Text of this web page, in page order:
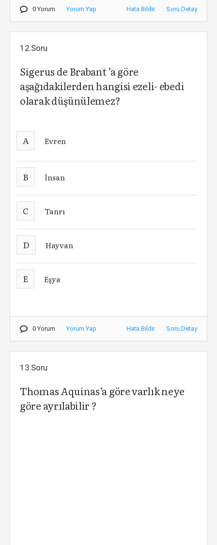
0 Yorum Yorum Yap Hata Bildir Soru Detay
12.Soru
Sigerus de Brabant ’a göre
aşağıdakilerden hangisi ezeli- ebedi
olarak düşünülemez?
A Evren
B İnsan
C Tanrı
D Hayvan
E Eşya
0 Yorum Yorum Yap Hata Bildir Soru Detay
13.Soru
Thomas Aquinas’a göre varlık neye
göre ayrılabilir ?